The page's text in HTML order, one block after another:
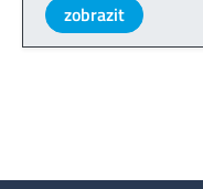
zobrazit